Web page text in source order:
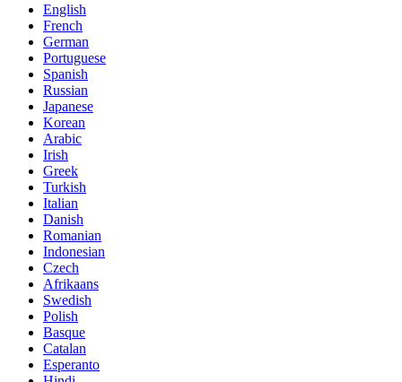
English
French
German
Portuguese
Spanish
Russian
Japanese
Korean
Arabic
Irish
Greek
Turkish
Italian
Danish
Romanian
Indonesian
Czech
Afrikaans
Swedish
Polish
Basque
Catalan
Esperanto